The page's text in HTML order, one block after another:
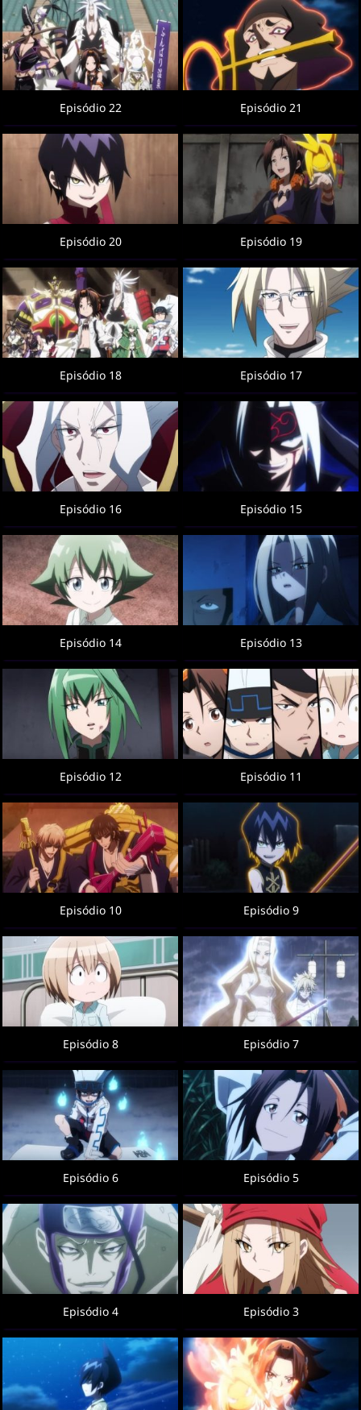
Episódio 22 Episódio 21
Episódio 20 Episódio 19
Episódio 18 Episódio 17
Episódio 16 Episódio 15
Episódio 14 Episódio 13
Episódio 12 Episódio 11
Episódio 10 Episódio 9
Episódio 8 Episódio 7
Episódio 6 Episódio 5
Episódio 4 Episódio 3